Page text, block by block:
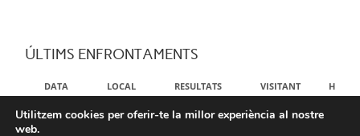
ÚLTIMS ENFRONTAMENTS
DATA LOCAL RESULTATS VISITANT HORA
NO DATA AVAILABLE IN TABLE
Utilitzem cookies per oferir-te la millor experiència al nostre
web.